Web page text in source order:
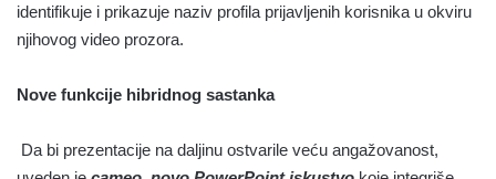
identifikuje i prikazuje naziv profila prijavljenih korisnika u okviru
njihovog video prozora.
Nove funkcije hibridnog sastanka
Da bi prezentacije na daljinu ostvarile veću angažovanost,